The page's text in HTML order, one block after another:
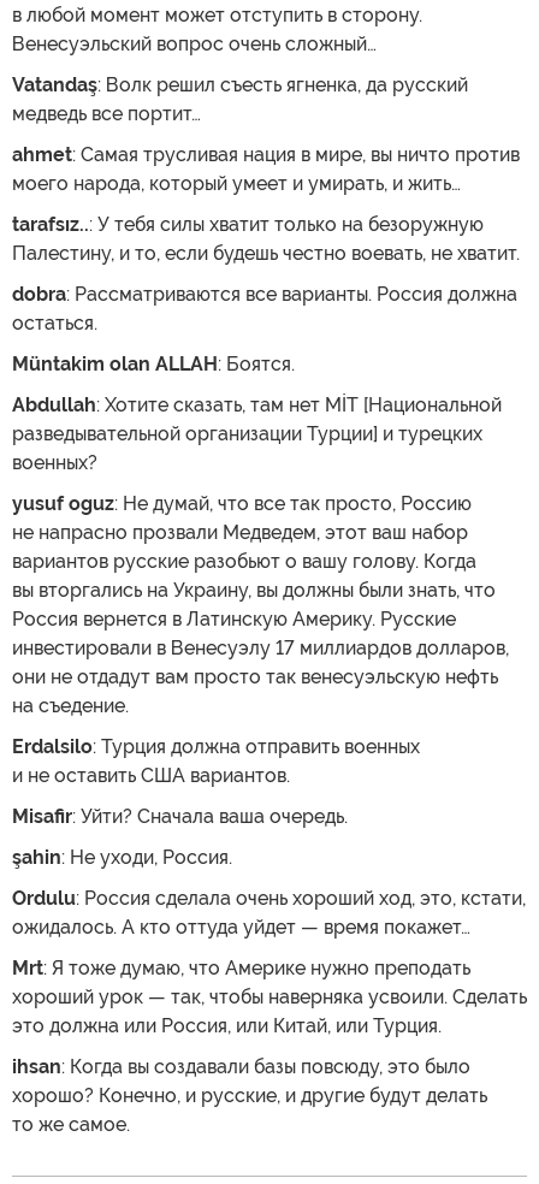
в любой момент может отступить в сторону.
Венесуэльский вопрос очень сложный…
Vatandaş: Волк решил съесть ягненка, да русский
медведь все портит…
ahmet: Самая трусливая нация в мире, вы ничто против
моего народа, который умеет и умирать, и жить…
tarafsız..: У тебя силы хватит только на безоружную
Палестину, и то, если будешь честно воевать, не хватит.
dobra: Рассматриваются все варианты. Россия должна
остаться.
Müntakim olan ALLAH : Боятся.
Abdullah: Хотите сказать, там нет MİT [Национальной
разведывательной организации Турции] и турецких
военных?
yusuf oguz: Не думай, что все так просто, Россию
не напрасно прозвали Медведем, этот ваш набор
вариантов русские разобьют о вашу голову. Когда
вы вторгались на Украину, вы должны были знать, что
Россия вернется в Латинскую Америку. Русские
инвестировали в Венесуэлу 17 миллиардов долларов,
они не отдадут вам просто так венесуэльскую нефть
на съедение.
Erdalsilo: Турция должна отправить военных
и не оставить США вариантов.
Misafir: Уйти? Сначала ваша очередь.
şahin: Не уходи, Россия.
Ordulu: Россия сделала очень хороший ход, это, кстати,
ожидалось. А кто оттуда уйдет — время покажет…
Mrt: Я тоже думаю, что Америке нужно преподать
хороший урок — так, чтобы наверняка усвоили. Сделать
это должна или Россия, или Китай, или Турция.
ihsan: Когда вы создавали базы повсюду, это было
хорошо? Конечно, и русские, и другие будут делать
то же самое.